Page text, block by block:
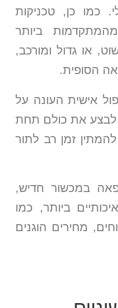
כמו כן, טכניקות
ביותר
או גדול ומורכב,
הסופית.
אישית העונה על
לבצע את כולם תחת
זמן רב לתור
במכשור חדיש,
ביותר, כמו
מחירים הוגנים